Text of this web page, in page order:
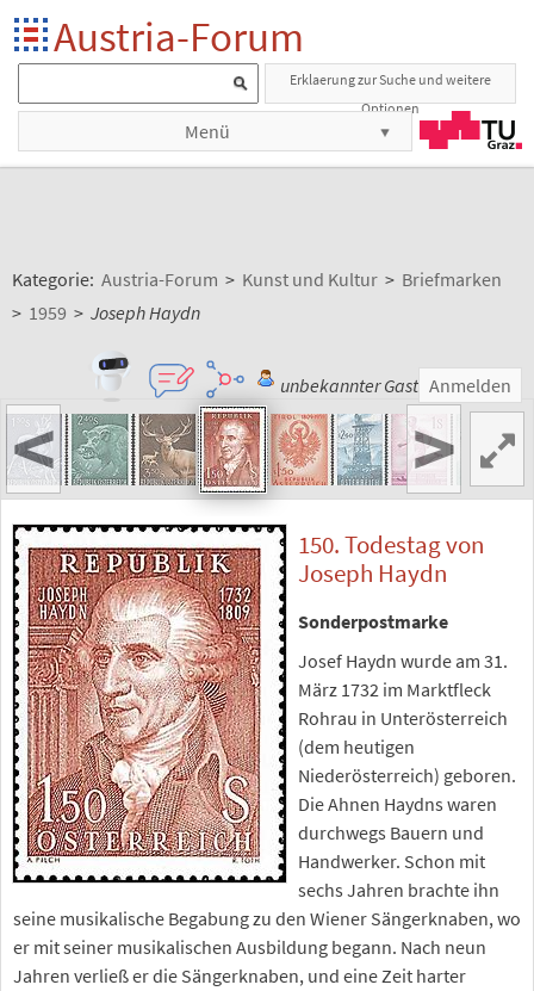
Austria-Forum
Erklaerung zur Suche und weitere
Optionen
Menü
Kategorie: Austria-Forum > Kunst und Kultur > Briefmarken
> 1959 > Joseph Haydn
unbekannter Gast Anmelden
< >
150. Todestag von
Joseph Haydn
Sonderpostmarke
Josef Haydn wurde am 31.
März 1732 im Marktfleck
Rohrau in Unterösterreich
(dem heutigen
Niederösterreich) geboren.
Die Ahnen Haydns waren
durchwegs Bauern und
Handwerker. Schon mit
sechs Jahren brachte ihn
seine musikalische Begabung zu den Wiener Sängerknaben, wo
er mit seiner musikalischen Ausbildung begann. Nach neun
Jahren verließ er die Sängerknaben, und eine Zeit harter